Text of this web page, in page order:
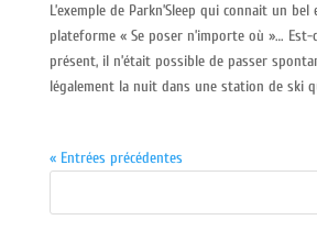
L’exemple de Parkn’Sleep qui connait un bel
plateforme « Se poser n’importe où »… Est-
présent, il n’était possible de passer
légalement la nuit dans une station de ski
« Entrées précédentes